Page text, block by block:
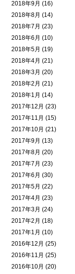
2018年9月 (16)
2018年8月 (14)
2018年7月 (23)
2018年6月 (10)
2018年5月 (19)
2018年4月 (21)
2018年3月 (20)
2018年2月 (21)
2018年1月 (14)
2017年12月 (23)
2017年11月 (15)
2017年10月 (21)
2017年9月 (13)
2017年8月 (20)
2017年7月 (23)
2017年6月 (30)
2017年5月 (22)
2017年4月 (23)
2017年3月 (24)
2017年2月 (18)
2017年1月 (10)
2016年12月 (25)
2016年11月 (25)
2016年10月 (20)